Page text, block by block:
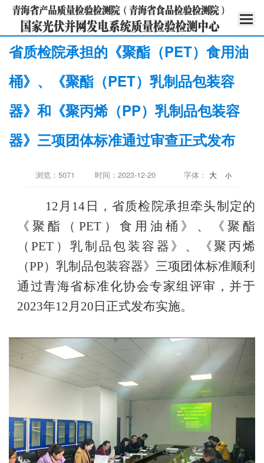
省质检院承担的《聚酯（PET）食用油
桶》、《聚酯（PET）乳制品包装容
器》和《聚丙烯（PP）乳制品包装容
器》三项团体标准通过审查正式发布
浏览：5071 时间：2023-12-20 字体： 大 小
12月14日，省质检院承担牵头制定的
《聚酯（PET）食用油桶》、《聚酯
（PET）乳制品包装容器》、《聚丙烯
（PP）乳制品包装容器》三项团体标准顺利
通过青海省标准化协会专家组评审，并于
2023年12月20日正式发布实施。